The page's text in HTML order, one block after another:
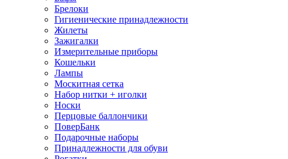
Брелоки
Гигиенические принадлежности
Жилеты
Зажигалки
Измерительные приборы
Кошельки
Лампы
Москитная сетка
Набор нитки + иголки
Носки
Перцовые баллончики
ПоверБанк
Подарочные наборы
Принадлежности для обуви